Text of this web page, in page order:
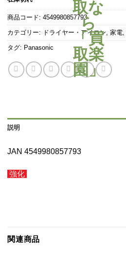
商品コード: 4549980857793
カテゴリー: ドライヤー・アイロン 家電
タグ: Panasonic
説明
JAN 4549980857793
強化
関連商品